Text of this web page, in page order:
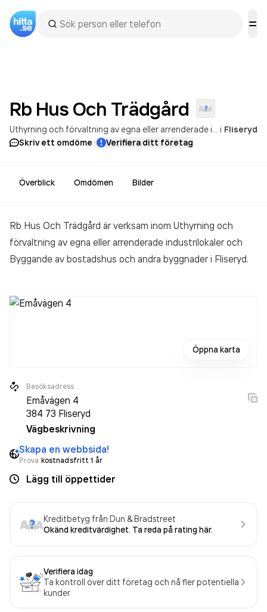
Rb Hus Och Trädgård
i Fliseryd
Skriv ett omdöme· Verifiera ditt företag
Överblick Omdömen Bilder
Rb Hus Och Trädgård är verksam inom Uthyrning och
förvaltning av egna eller arrenderade industrilokaler och
Byggande av bostadshus och andra byggnaderi Fliseryd.
Öppna karta
Besöksadress
Emåvägen 4
384 73 Fliseryd
Vägbeskrivning
Skapa en webbsida!
Prova kostnadsfritt 1 år
Lägg till öppettider
Kreditbetyg från Dun & Bradstreet
Okänd kreditvärdighet. Ta reda på rating här.
Verifiera idag
Ta kontroll över ditt företag och nå fler potentiella
kunder